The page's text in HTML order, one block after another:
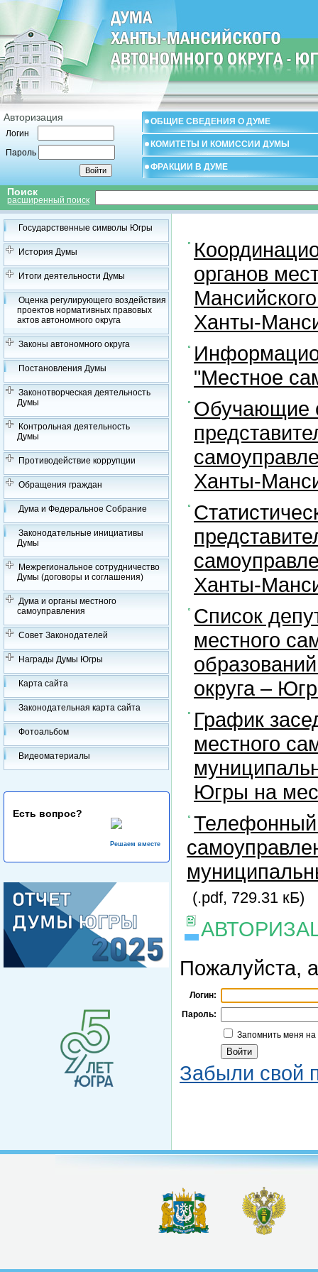
Авторизация
Логин
Пароль
ОБЩИЕ СВЕДЕНИЯ О ДУМЕ
КОМИТЕТЫ И КОМИССИИ ДУМЫ
ФРАКЦИИ В ДУМЕ
Поиск
расширенный поиск
Государственные символы Югры
История Думы
Итоги деятельности Думы
Оценка регулирующего воздействия
проектов нормативных правовых
актов автономного округа
Законы автономного округа
Постановления Думы
Законотворческая деятельность
Думы
Контрольная деятельность
Думы
Противодействие коррупции
Обращения граждан
Дума и Федеральное Собрание
Законодательные инициативы
Думы
Межрегиональное сотрудничество
Думы (договоры и соглашения)
Дума и органы местного
самоуправления
Совет Законодателей
Награды Думы Югры
Карта сайта
Законодательная карта сайта
Фотоальбом
Видеоматериалы
Есть вопрос?
Решаем вместе
органов
Ханты-
"Местное
Обучающие
Ханты-
Ханты-
Список
местного
округа –
График
местного
Югры на
Телефонный
(.pdf, 729.31 кБ)
Пожалуйста,
Логин:
Пароль:
Запомнить меня
Забыли свой